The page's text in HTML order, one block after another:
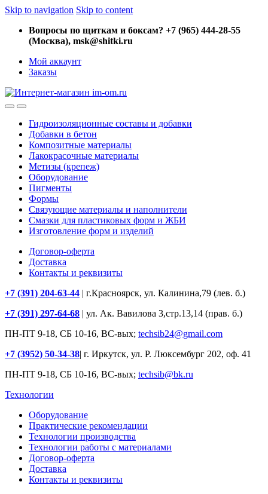
Skip to navigation Skip to content
Вопросы по щиткам и боксам? +7 (965) 444-28-55
(Москва), msk@shitki.ru
Мой аккаунт
Заказы
Гидроизоляционные составы и добавки
Добавки в бетон
Композитные материалы
Лакокрасочные материалы
Метизы (крепеж)
Оборудование
Пигменты
Формы
Связующие материалы и наполнители
Смазки для пластиковых форм и ЖБИ
Изготовление форм и изделий
Договор-оферта
Доставка
Контакты и реквизиты
+7 (391) 204-63-44 | г.Красноярск, ул. Калинина,79 (лев. б.)
+7 (391) 297-64-68 | ул. Ак. Вавилова 3,стр.13,14 (прав. б.)
ПН-ПТ 9-18, СБ 10-16, ВС-вых; techsib24@gmail.com
+7 (3952) 50-34-38| г. Иркутск, ул. Р. Люксембург 202, оф. 41
ПН-ПТ 9-18, СБ 10-16, ВС-вых; techsib@bk.ru
Технологии
Оборудование
Практические рекомендации
Технологии производства
Технологии работы с материалами
Договор-оферта
Доставка
Контакты и реквизиты